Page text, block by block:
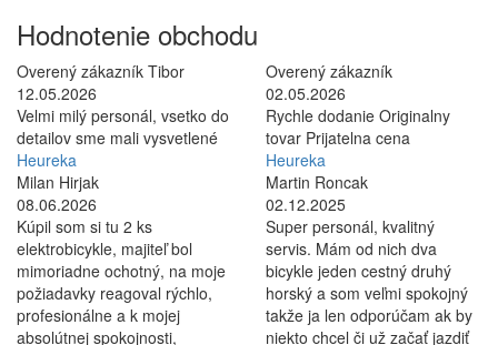
Hodnotenie obchodu
Overený zákazník Tibor
12.05.2026
Velmi milý personál, vsetko do
detailov sme mali vysvetlené
Heureka
Overený zákazník
02.05.2026
Rychle dodanie Originalny
tovar Prijatelna cena
Heureka
Milan Hirjak
08.06.2026
Kúpil som si tu 2 ks
elektrobicykle, majiteľ bol
mimoriadne ochotný, na moje
požiadavky reagoval rýchlo,
profesionálne a k mojej
absolútnej spokojnosti,
Martin Roncak
02.12.2025
Super personál, kvalitný
servis. Mám od nich dva
bicykle jeden cestný druhý
horský a som veľmi spokojný
takže ja len odporúčam ak by
niekto chcel či už začať jazdiť